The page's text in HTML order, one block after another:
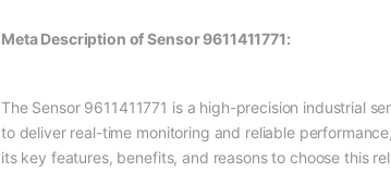
Meta Description of Sensor 9611411771:
The Sensor 9611411771 is a high-precision industrial
to deliver real-time monitoring and reliable
its key features, benefits, and reasons to choose this